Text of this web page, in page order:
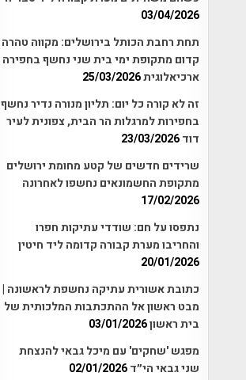
03/04/2026
תחת רחבת הכותל בירושלים: מקווה טהרה
קדום מתקופת ימי בית שני נחשף בחפירה
ארכיאלוגית25/03/2026
זה לא קורה כל יום: תליון מנורה נדיר נחשף
בחפירות למרגלות הר הבית, צפונית לעיר
דוד23/03/2026
שרידים חדשים של קטע מחומת ירושלים
מתקופת החשמונאים נחשפו לאחרונה
17/02/2026
נתפסו על חם: שודדי עתיקות חפרו
והחריבו מערת קבורה קדומה ליד חיטין
20/01/2026
כתובת אשורית עתיקה נחשפת לראשונה |
מבט ראשון אל ההתכתבות המלכותית של
בית ראשון03/01/2026
מפגש 'שחקים' עם מיכל גבאי להנצחת
שני גבאי הי״ד02/01/2026